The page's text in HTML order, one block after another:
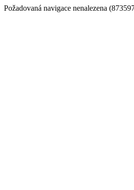
Požadovaná navigace nenalezena